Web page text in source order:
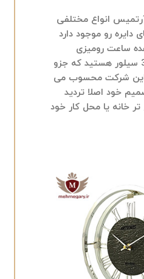
انواع مختلفی
رو موجود دارد
ساعت رومیزی
آرتمیس مدل 30250 سیلور هستید که جزو
شرکت محسوب می
خود اصلا تردید
خانه یا محل کار خود